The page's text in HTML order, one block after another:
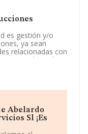
es gestión y/o
ya sean
relacionadas con
particular: 1. la
exp. La empresa
compañía no
70% y según las
INFORMA, el
encima de la
Abelardo
Sl ¡Es